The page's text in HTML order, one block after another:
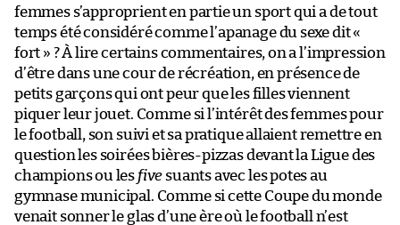
femmes s’approprient en partie un sport qui a de tout
temps été considéré comme l’apanage du sexe dit «
fort » ? À lire certains commentaires, on a l’impression
d’être dans une cour de récréation, en présence de
petits garçons qui ont peur que les filles viennent
piquer leur jouet. Comme si l’intérêt des femmes pour
le football, son suivi et sa pratique allaient remettre en
question les soirées bières-pizzas devant la Ligue des
champions ou les five suants avec les potes au
gymnase municipal. Comme si cette Coupe du monde
venait sonner le glas d’une ère où le football n’est